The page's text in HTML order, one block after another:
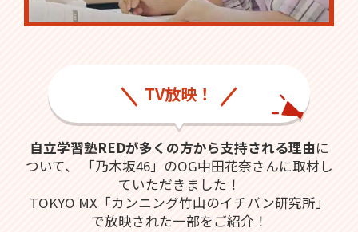
TV放映！
自立学習塾REDが多くの方から支持される理由に
ついて、
「乃木坂46」のOG中田花奈さんに取材し
ていただきました！
TOKYO MX「カンニング竹山のイチバン研究所」
で放映された一部をご紹介！